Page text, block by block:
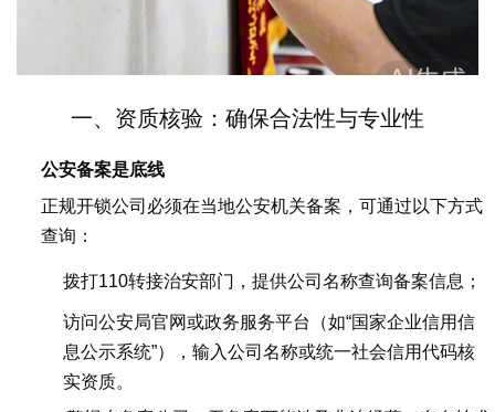
一、资质核验：确保合法性与专业性
公安备案是底线
正规开锁公司必须在当地公安机关备案，可通过以下方式
查询：
拨打110转接治安部门，提供公司名称查询备案信息；
访问公安局官网或政务服务平台（如“国家企业信用信
息公示系统”），输入公司名称或统一社会信用代码核
实资质。